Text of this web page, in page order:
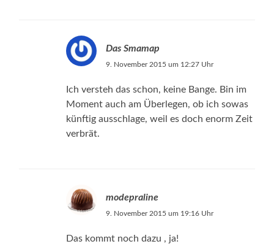
Das Smamap
9. November 2015 um 12:27 Uhr
Ich versteh das schon, keine Bange. Bin im
Moment auch am Überlegen, ob ich sowas
künftig ausschlage, weil es doch enorm Zeit
verbrät.
modepraline
9. November 2015 um 19:16 Uhr
Das kommt noch dazu , ja!